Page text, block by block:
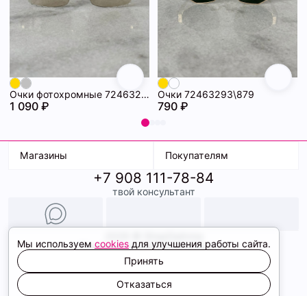
Очки фотохромные 72463294\718
1 090 ₽
Очки 72463293\879
790 ₽
Магазины
ТК Терминал
ТРК Континент
Покупателям
Доставка
Условия оплаты
Образы
+7 908 111-78-84
твой консультант
Политика конфиденциальности
Соглашение cookie
Сайт создали
Мы используем cookies для улучшения работы сайта.
Принять
Отказаться